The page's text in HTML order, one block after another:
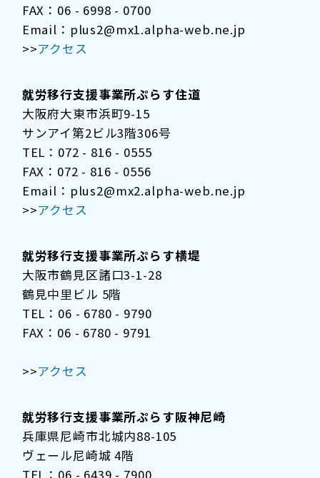
FAX：06 - 6998 - 0700
Email：plus2@mx1.alpha-web.ne.jp
>>アクセス
就労移行支援事業所ぷらす住道
大阪府大東市浜町9-15
サンアイ第2ビル3階306号
TEL：072 - 816 - 0555
FAX：072 - 816 - 0556
Email：plus2@mx2.alpha-web.ne.jp
>>アクセス
就労移行支援事業所ぷらす横堤
大阪市鶴見区諸口3-1-28
鶴見中里ビル 5階
TEL：06 - 6780 - 9790
FAX：06 - 6780 - 9791
>>アクセス
就労移行支援事業所ぷらす阪神尼崎
兵庫県尼崎市北城内88-105
ヴェール尼崎城 4階